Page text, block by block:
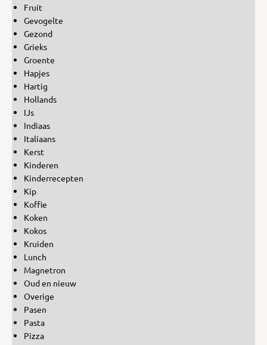
Fruit
Gevogelte
Gezond
Grieks
Groente
Hapjes
Hartig
Hollands
IJs
Indiaas
Italiaans
Kerst
Kinderen
Kinderrecepten
Kip
Koffie
Koken
Kokos
Kruiden
Lunch
Magnetron
Oud en nieuw
Overige
Pasen
Pasta
Pizza